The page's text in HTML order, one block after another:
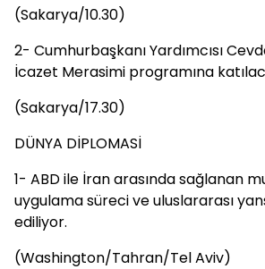
(Sakarya/10.30)
2- Cumhurbaşkanı Yardımcısı
İcazet Merasimi programına
(Sakarya/17.30)
DÜNYA DİPLOMASİ
1- ABD ile İran arasında sağlanan
uygulama süreci ve uluslararası
ediliyor.
(Washington/Tahran/Tel Aviv)